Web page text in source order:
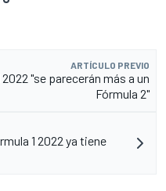
ARTÍCULO PREVIO
"se parecerán más a un
Fórmula 2"
1 2022 ya tiene